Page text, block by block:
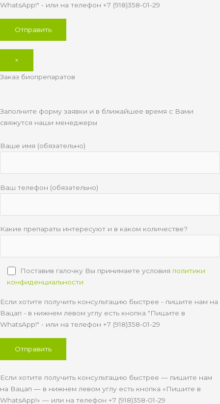
WhatsApp!" - или на телефон +7 (918)358-01-29
×
Заказ биопрепаратов
Заполните форму заявки и в ближайшее время с Вами
свяжутся наши менеджеры
Ваше имя (обязательно)
Ваш телефон (обязательно)
Какие препараты интересуют и в каком количестве?
Поставив галочку Вы принимаете условия политики
конфиденциальности
Если хотите получить консультацию быстрее - пишите нам на
Вацап - в нижнем левом углу есть кнопка "Пишите в
WhatsApp!" - или на телефон +7 (918)358-01-29
Если хотите получить консультацию быстрее — пишите нам
на Вацап — в нижнем левом углу есть кнопка «Пишите в
WhatsApp!» — или на телефон +7 (918)358-01-29